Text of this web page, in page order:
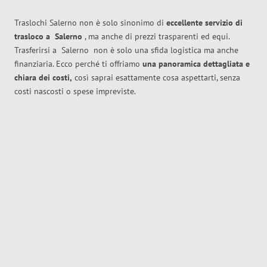
Traslochi Salerno non è solo sinonimo di eccellente servizio di
trasloco a Salerno , ma anche di prezzi trasparenti ed equi.
Trasferirsi a Salerno non è solo una sfida logistica ma anche
finanziaria. Ecco perché ti offriamo una panoramica dettagliata e
chiara dei costi, così saprai esattamente cosa aspettarti, senza
costi nascosti o spese impreviste.